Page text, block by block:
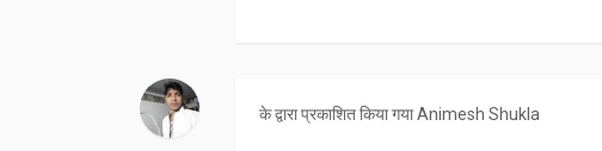
के द्वारा प्रकाशित किया गयाAnimesh Shukla